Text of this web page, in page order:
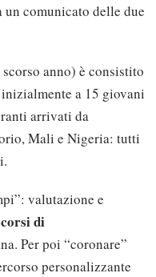
comunicato delle due
anno) è consistito
a 15 giovani
arrivati da
Mali e Nigeria: tutti
valutazione e
corsi di
Per poi “coronare”
personalizzante